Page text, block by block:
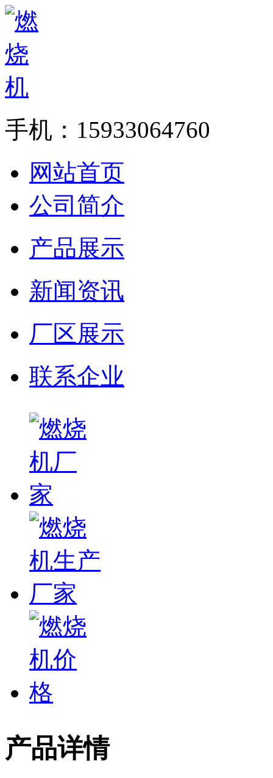
手机：15933064760
网站首页
公司简介
产品展示
新闻资讯
厂区展示
联系企业
产品详情